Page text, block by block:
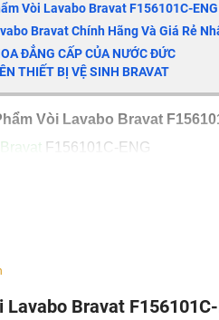
Vòi Lavabo Bravat F156101C-
Bravat Chính Hãng Và Giá Rẻ
ĐẲNG CẤP CỦA NƯỚC ĐỨC
THIẾT BỊ VỆ SINH BRAVAT
Vòi Lavabo Bravat
F156101C-ENG
: 5.7L/phút
tinh tế
Lavabo Bravat